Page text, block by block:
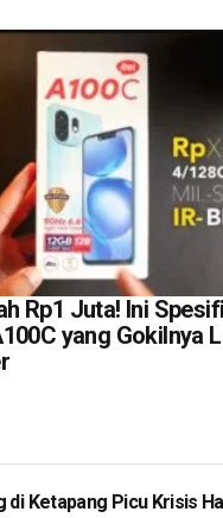
Rp1 Juta! Ini
yang Gokilnya
di Ketapang Picu Krisis